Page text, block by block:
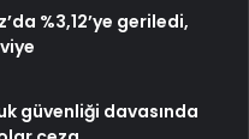
%3,12’ye geriledi,
güvenliği davasında